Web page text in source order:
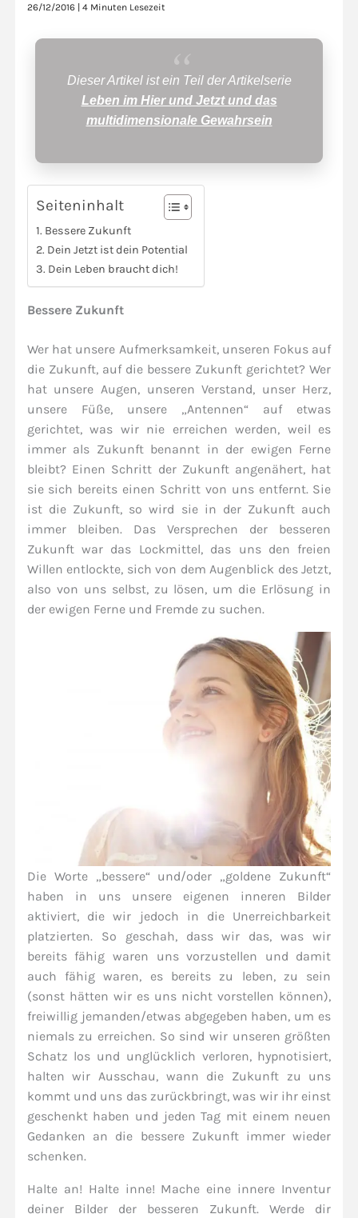
26/12/2016 4 Minuten Lesezeit
Dieser Artikel ist ein Teil der Artikelserie
Leben im Hier und Jetzt und das
multidimensionale Gewahrsein
Seiteninhalt
Bessere Zukunft
Dein Jetzt ist dein Potential
Dein Leben braucht dich!
Bessere Zukunft
Wer hat unsere Aufmerksamkeit, unseren Fokus auf
die Zukunft, auf die bessere Zukunft gerichtet? Wer
hat unsere Augen, unseren Verstand, unser Herz,
unsere Füße, unsere „Antennen“ auf etwas
gerichtet, was wir nie erreichen werden, weil es
immer als Zukunft benannt in der ewigen Ferne
bleibt? Einen Schritt der Zukunft angenähert, hat
sie sich bereits einen Schritt von uns entfernt. Sie
ist die Zukunft, so wird sie in der Zukunft auch
immer bleiben. Das Versprechen der besseren
Zukunft war das Lockmittel, das uns den freien
Willen entlockte, sich von dem Augenblick des Jetzt,
also von uns selbst, zu lösen, um die Erlösung in
der ewigen Ferne und Fremde zu suchen.
Die Worte „bessere“ und/oder „goldene Zukunft“
haben in uns unsere eigenen inneren Bilder
aktiviert, die wir jedoch in die Unerreichbarkeit
platzierten. So geschah, dass wir das, was wir
bereits fähig waren uns vorzustellen und damit
auch fähig waren, es bereits zu leben, zu sein
(sonst hätten wir es uns nicht vorstellen können),
freiwillig jemanden/etwas abgegeben haben, um es
niemals zu erreichen. So sind wir unseren größten
Schatz los und unglücklich verloren, hypnotisiert,
halten wir Ausschau, wann die Zukunft zu uns
kommt und uns das zurückbringt, was wir ihr einst
geschenkt haben und jeden Tag mit einem neuen
Gedanken an die bessere Zukunft immer wieder
schenken.
Halte an! Halte inne! Mache eine innere Inventur
deiner Bilder der besseren Zukunft. Werde dir